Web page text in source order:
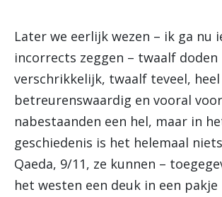
Later we eerlijk wezen – ik ga nu
incorrects zeggen – twaalf doden
verschrikkelijk, twaalf teveel,
betreurenswaardig en vooral
nabestaanden een hel, maar in
geschiedenis is het helemaal
Qaeda, 9/11, ze kunnen –
het westen een deuk in een